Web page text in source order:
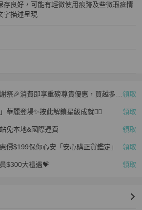
（19.9吋） 裙長：82.5公分（32.5吋） 衣
存良好，可能有輕微使用痕跡及些微瑕疵情
字描述呈現
紹
祭🎉消費即享重磅尊貴優惠，買越多、 領取
華麗登場✨按此解鎖星級成就👆🏻 領取
免本地&國際運費 領取
價$199保你心安「安心購正貨鑑定」 領取
$300大禮遇💝 領取